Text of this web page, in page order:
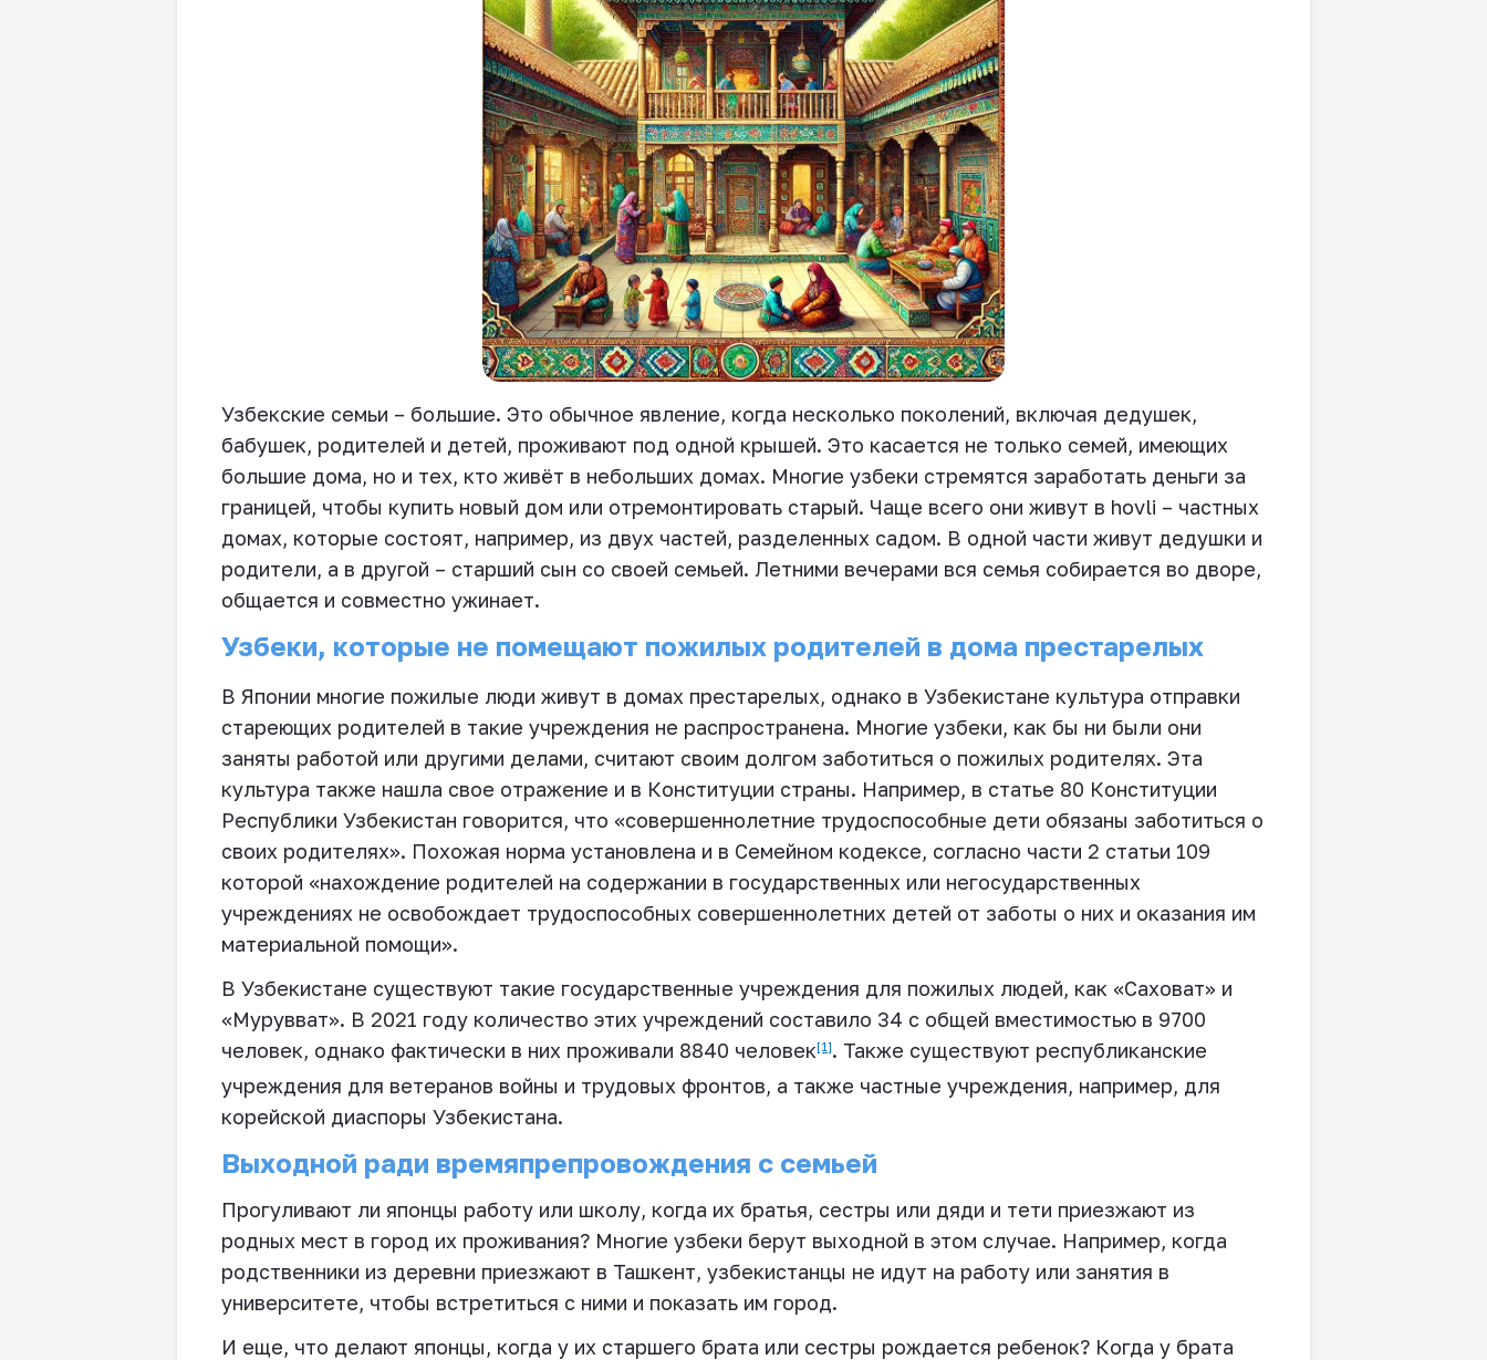
Узбекские семьи – большие. Это обычное явление, когда несколько поколений, включая дедушек,
бабушек, родителей и детей, проживают под одной крышей. Это касается не только семей, имеющих
большие дома, но и тех, кто живёт в небольших домах. Многие узбеки стремятся заработать деньги за
границей, чтобы купить новый дом или отремонтировать старый. Чаще всего они живут в hovli – частных
домах, которые состоят, например, из двух частей, разделенных садом. В одной части живут дедушки и
родители, а в другой – старший сын со своей семьей. Летними вечерами вся семья собирается во дворе,
общается и совместно ужинает.
Узбеки, которые не помещают пожилых родителей в дома престарелых
В Японии многие пожилые люди живут в домах престарелых, однако в Узбекистане культура отправки
стареющих родителей в такие учреждения не распространена. Многие узбеки, как бы ни были они
заняты работой или другими делами, считают своим долгом заботиться о пожилых родителях. Эта
культура также нашла свое отражение и в Конституции страны. Например, в статье 80 Конституции
Республики Узбекистан говорится, что «совершеннолетние трудоспособные дети обязаны заботиться о
своих родителях». Похожая норма установлена и в Семейном кодексе, согласно части 2 статьи 109
которой «нахождение родителей на содержании в государственных или негосударственных
учреждениях не освобождает трудоспособных совершеннолетних детей от заботы о них и оказания им
материальной помощи».
В Узбекистане существуют такие государственные учреждения для пожилых людей, как «Саховат» и
«Мурувват». В 2021 году количество этих учреждений составило 34 с общей вместимостью в 9700
человек, однако фактически в них проживали 8840 человек[1]. Также существуют республиканские
учреждения для ветеранов войны и трудовых фронтов, а также частные учреждения, например, для
корейской диаспоры Узбекистана.
Выходной ради времяпрепровождения с семьей
Прогуливают ли японцы работу или школу, когда их братья, сестры или дяди и тети приезжают из
родных мест в город их проживания? Многие узбеки берут выходной в этом случае. Например, когда
родственники из деревни приезжают в Ташкент, узбекистанцы не идут на работу или занятия в
университете, чтобы встретиться с ними и показать им город.
И еще, что делают японцы, когда у их старшего брата или сестры рождается ребенок? Когда у брата